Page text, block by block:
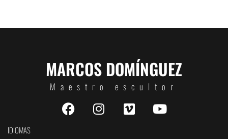
MARCOS DOMÍNGUEZ
Maestro escultor
IDIOMAS